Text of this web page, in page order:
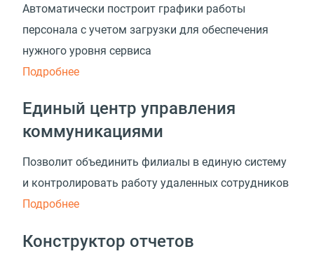
Автоматически построит графики работы
персонала с учетом загрузки для обеспечения
нужного уровня сервиса
Подробнее
Единый центр управления
коммуникациями
Позволит объединить филиалы в единую систему
и контролировать работу удаленных сотрудников
Подробнее
Конструктор отчетов